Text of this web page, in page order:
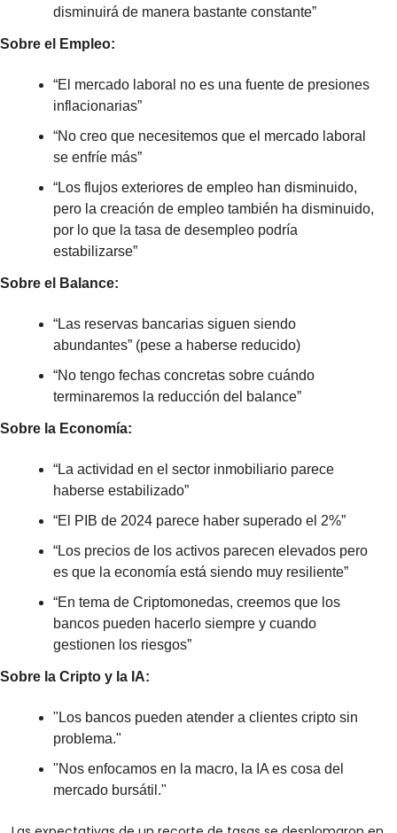
disminuirá de manera bastante constante”
Sobre el Empleo:
“El mercado laboral no es una fuente de presiones
inflacionarias”
“No creo que necesitemos que el mercado laboral
se enfríe más”
“Los flujos exteriores de empleo han disminuido,
pero la creación de empleo también ha disminuido,
por lo que la tasa de desempleo podría
estabilizarse”
Sobre el Balance:
“Las reservas bancarias siguen siendo
abundantes” (pese a haberse reducido)
“No tengo fechas concretas sobre cuándo
terminaremos la reducción del balance”
Sobre la Economía:
“La actividad en el sector inmobiliario parece
haberse estabilizado”
“El PIB de 2024 parece haber superado el 2%”
“Los precios de los activos parecen elevados pero
es que la economía está siendo muy resiliente”
“En tema de Criptomonedas, creemos que los
bancos pueden hacerlo siempre y cuando
gestionen los riesgos”
Sobre la Cripto y la IA:
"Los bancos pueden atender a clientes cripto sin
problema."
"Nos enfocamos en la macro, la IA es cosa del
mercado bursátil."